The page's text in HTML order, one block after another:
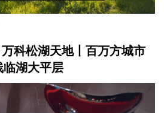
科松湖天地丨百万方城市
临湖大平层